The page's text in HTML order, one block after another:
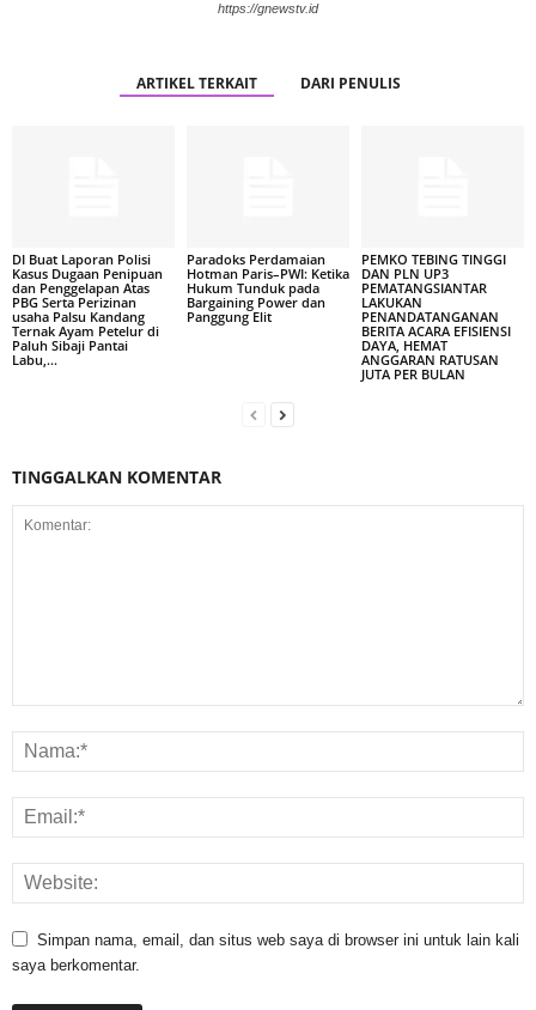
https://gnewstv.id
ARTIKEL TERKAIT DARI PENULIS
DI Buat Laporan Polisi
Kasus Dugaan Penipuan
dan Penggelapan Atas
PBG Serta Perizinan
usaha Palsu Kandang
Ternak Ayam Petelur di
Paluh Sibaji Pantai
Labu,...
Paradoks Perdamaian
Hotman Paris–PWI: Ketika
Hukum Tunduk pada
Bargaining Power dan
Panggung Elit
PEMKO TEBING TINGGI
DAN PLN UP3
PEMATANGSIANTAR
LAKUKAN
PENANDATANGANAN
BERITA ACARA EFISIENSI
DAYA, HEMAT
ANGGARAN RATUSAN
JUTA PER BULAN
TINGGALKAN KOMENTAR
Simpan nama, email, dan situs web saya di browser ini untuk lain kali
saya berkomentar.